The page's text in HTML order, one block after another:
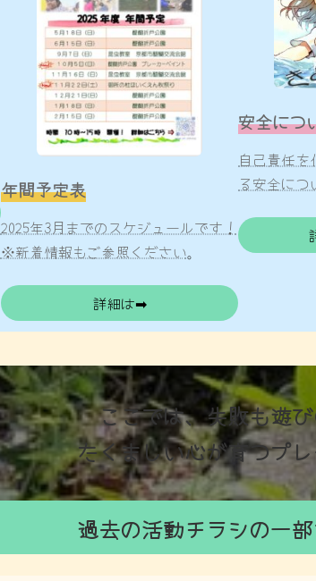
年間予定表
2025年3月までのスケジュールです！
※新着情報もご参照ください。
詳細は➡
安全につ
自己責任
る安全に
ここでは、失敗も遊
たくましい心が育つプ
過去の活動チラシの一